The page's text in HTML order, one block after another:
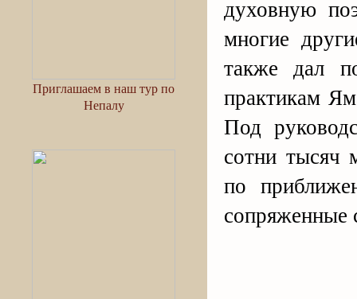
Приглашаем в наш тур по
Непалу
духовную
многие
также дал
практикам
Под
сотни тысяч
по
сопряженные